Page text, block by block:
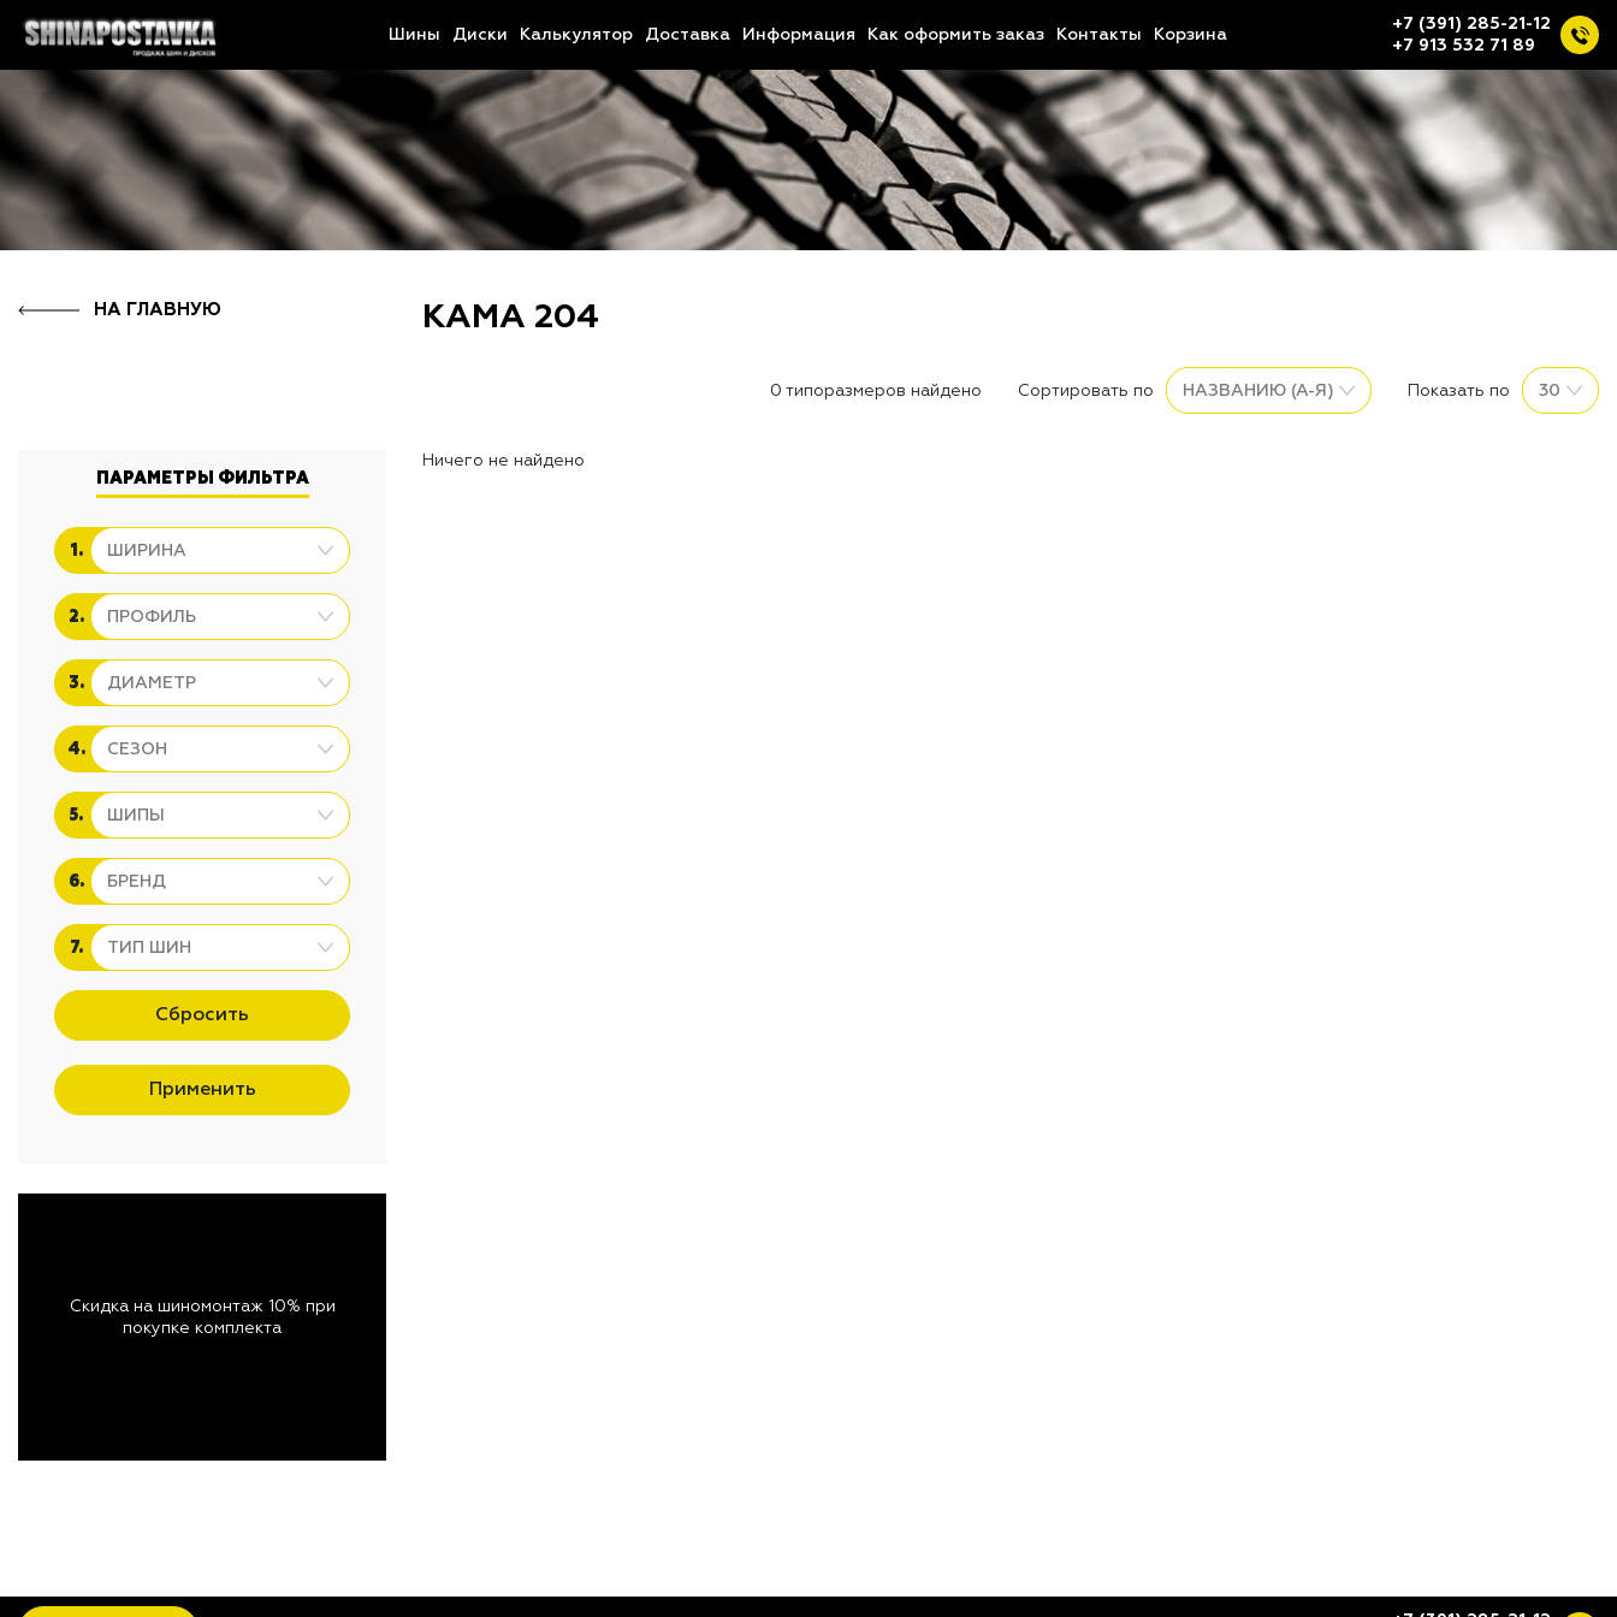
Шины Диски Калькулятор Доставка Информация Как оформить заказ Контакты Корзина
+7 (391) 285-21-12
+7 913 532 71 89
НА ГЛАВНУЮ КАМА 204
0 типоразмеров найдено Сортировать по Показать по
Ничего не найдено
ПАРАМЕТРЫ ФИЛЬТРА
1.
2.
3.
4.
5.
6.
7.
Сбросить
Применить
Скидка на шиномонтаж 10% при
покупке комплекта